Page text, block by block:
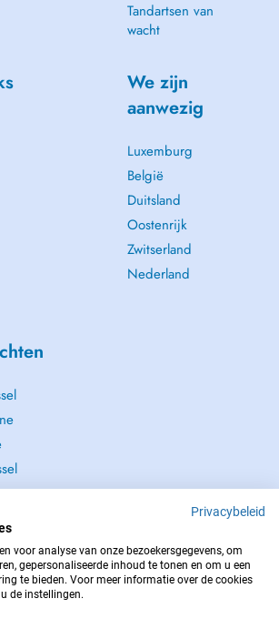
Tandartsen van
wacht
We zijn
aanwezig
Luxemburg
België
Duitsland
Oostenrijk
Zwitserland
Nederland
VAN NOOD CONTACT OP MET : 112
Privacybeleid
voor analyse van onze bezoekersgegevens, om
gepersonaliseerde inhoud te tonen en om u een
te bieden. Voor meer informatie over de cookies
de instellingen.